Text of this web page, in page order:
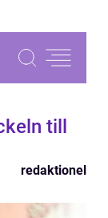
till
redaktionel